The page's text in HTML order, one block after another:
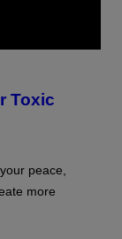
Toxic
peace,
more